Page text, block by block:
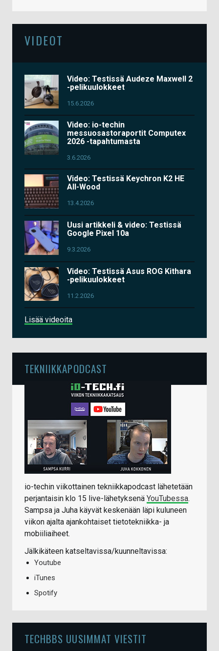
VIDEOT
Video: Testissä Audeze Maxwell 2
-pelikuulokkeet
15.6.2026
Video: io-techin
messuosastoraportit Computex
2026 -tapahtumasta
3.6.2026
Video: Testissä Keychron K2 HE
All-Wood
13.4.2026
Uusi artikkeli & video: Testissä
Google Pixel 10a
9.3.2026
Video: Testissä Asus ROG Kithara
-pelikuulokkeet
11.2.2026
Lisää videoita
TEKNIIKKAPODCAST
io-techin viikottainen tekniikkapodcast lähetetään
perjantaisin klo 15 live-lähetyksenä YouTubessa.
Sampsa ja Juha käyvät keskenään läpi kuluneen
viikon ajalta ajankohtaiset tietotekniikka- ja
mobiiliaiheet.
Jälkikäteen katseltavissa/kuunneltavissa:
Youtube
iTunes
Spotify
TECHBBS UUSIMMAT VIESTIT